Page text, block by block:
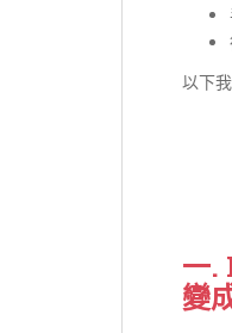
以下
一.
變